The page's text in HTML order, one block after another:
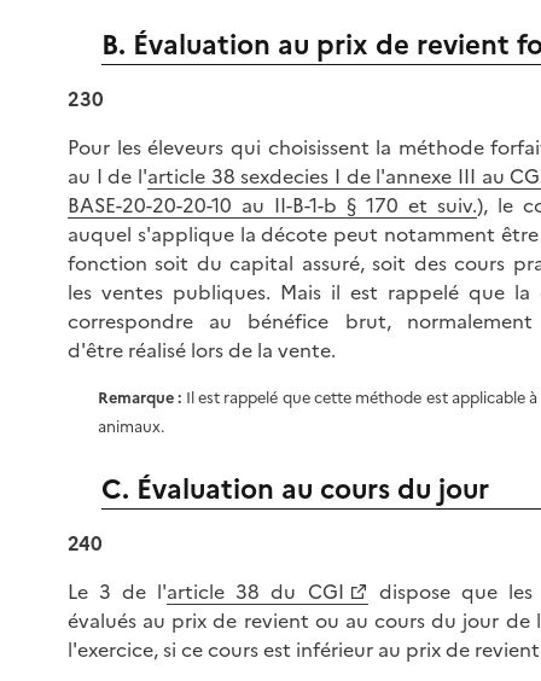
B. Évaluation au prix de revient
230
Pour les éleveurs qui choisissent la méthode
au I de l'article 38 sexdecies I de l'annexe III au
BASE-20-20-20-10 au II-B-1-b § 170 et suiv.), le
auquel s'applique la décote peut notamment
fonction soit du capital assuré, soit des cours
les ventes publiques. Mais il est rappelé que
correspondre au bénéfice brut, normalement
d'être réalisé lors de la vente.
Remarque : Il est rappelé que cette méthode est applicable
animaux.
C. Évaluation au cours du jour
240
Le 3 de l'article 38 du CGI
dispose que
évalués au prix de revient ou au cours du jour de
l'exercice, si ce cours est inférieur au prix de